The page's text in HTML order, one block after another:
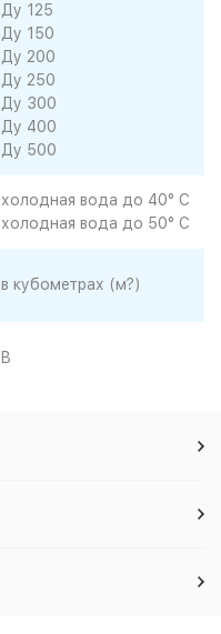
Ду 125
Ду 150
Ду 200
Ду 250
Ду 300
Ду 400
Ду 500
холодная вода до 40° C
холодная вода до 50° C
в кубометрах (м?)
B